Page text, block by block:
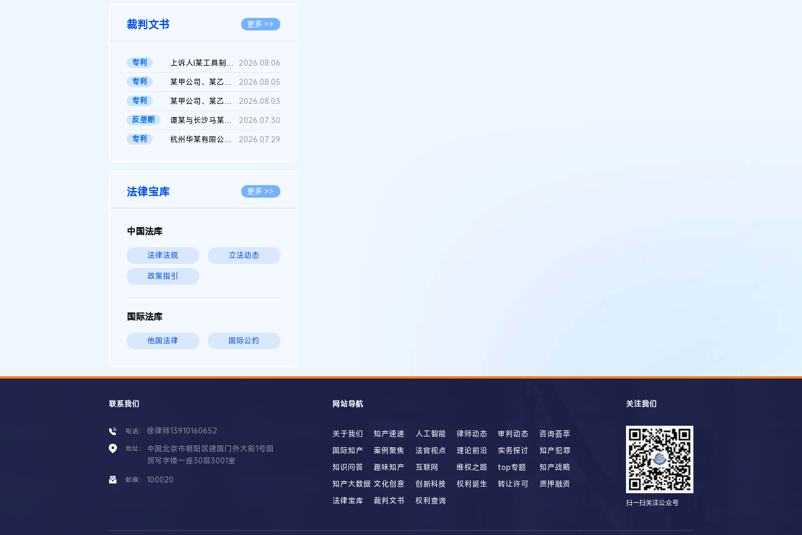
裁判文书 更多 >>
专利 上诉人I某工具制品有限公司与被上诉人程某及一审被告中华人民共和...
2026.08.06
专利
某甲公司、某乙公司、某丙公司申请诉前行为保全复议裁定书
2026.08.05
专利
某甲公司、某乙公司、官某与某丙公司专利申请权权属纠纷 二审判决...
2026.08.03
反垄断
谭某与长沙马某堆农产品股份有限公司滥用市场支配地位纠纷二审裁...
2026.07.30
专利
杭州华某有限公司与菲某有限公司侵害发明专利权纠纷 2026.07.29
法律宝库 更多 >>
中国法库
法律法规 立法动态
政策指引
国际法库
他国法律 国际公约
联系我们
电话： 徐律师13910160652
地址：
中国北京市朝阳区建国门外大街1号国
贸写字楼一座30层3001室
邮编： 100020
网站导航
关于我们 知产速递 人工智能 律师动态 审判动态
咨询荟萃
国际知产
案例聚焦 法官视点 理论前沿 实务探讨
知产犯罪
知识问答
趣味知产 互联网 维权之路 top专题
知产战略
知产大数据 文化创意 创新科技 权利诞生 转让许可
质押融资
法律宝库
裁判文书 权利查询
关注我们
扫一扫关注公众号